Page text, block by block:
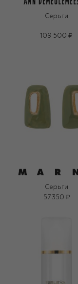
Серьги
109 500 ₽
Серьги
57 350 ₽